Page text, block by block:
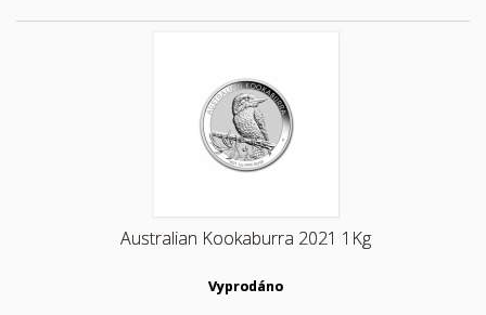
Australian Kookaburra 2021 1Kg
Vyprodáno